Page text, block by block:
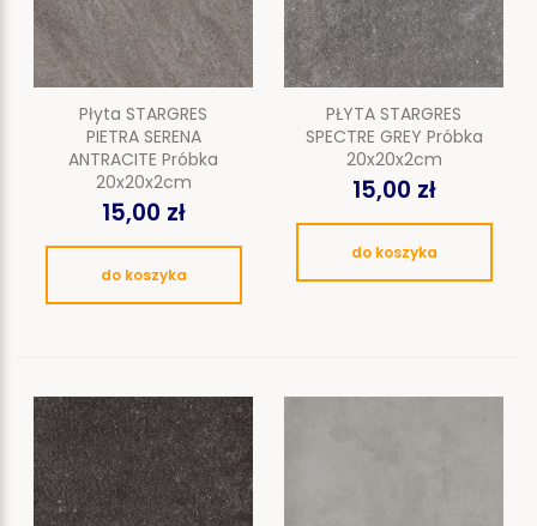
Płyta STARGRES
PIETRA SERENA
ANTRACITE Próbka
20x20x2cm
15,00 zł
do koszyka
PŁYTA STARGRES
SPECTRE GREY Próbka
20x20x2cm
15,00 zł
do koszyka